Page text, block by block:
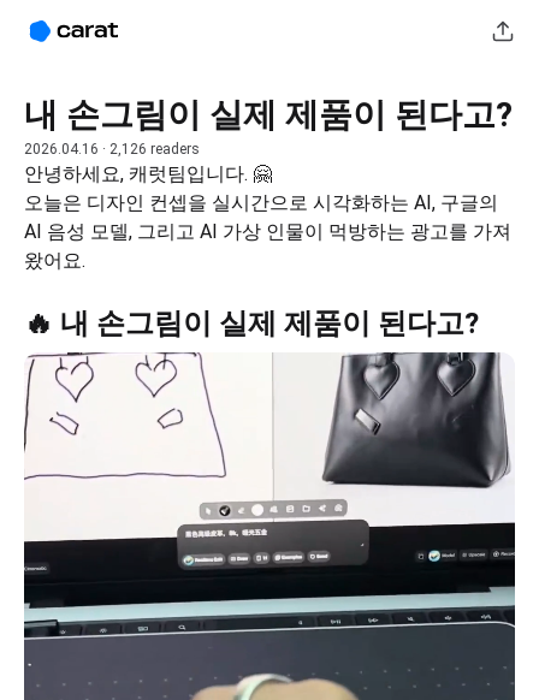
내 손그림이 실제 제품이 된다고?
2026.04.16 · 2,126 readers
안녕하세요, 캐럿팀입니다. 🤗
오늘은 디자인 컨셉을 실시간으로 시각화하는 AI, 구글의
AI 음성 모델, 그리고 AI 가상 인물이 먹방하는 광고를 가져
왔어요.
🔥 내 손그림이 실제 제품이 된다고?